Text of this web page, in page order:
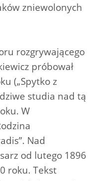
zniewolonych
rozgrywającego
próbował
(„Spytko z
studia nad tą
W
Nad
od lutego 1896
roku. Tekst